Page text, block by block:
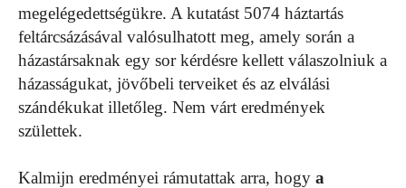
megelégedettségükre. A kutatást 5074 háztartás
feltárcsázásával valósulhatott meg, amely során a
házastársaknak egy sor kérdésre kellett válaszolniuk a
házasságukat, jövőbeli terveiket és az elválási
szándékukat illetőleg. Nem várt eredmények
születtek.
Kalmijn eredményei rámutattak arra, hogy a